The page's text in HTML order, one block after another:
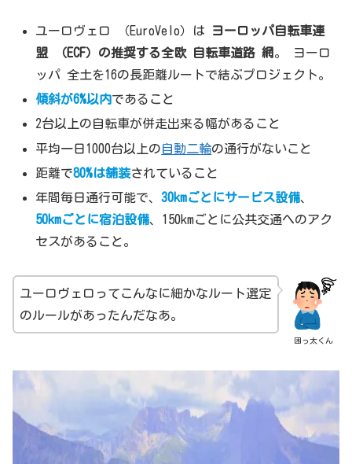
ユーロヴェロ （EuroVelo）は ヨーロッパ自転車連
盟 （ECF）の推奨する全欧 自転車道路 網 。 ヨーロ
ッパ 全土を16の長距離ルートで結ぶプロジェクト。
傾斜が6%以内であること
2台以上の自転車が併走出来る幅があること
平均一日1000台以上の自動二輪の通行がないこと
距離で80%は舗装されていること
年間毎日通行可能で、30kmごとにサービス設備、
50kmごとに宿泊設備、150kmごとに公共交通へのアク
セスがあること。
困っ太くん
ユーロヴェロってこんなに細かなルート選定
のルールがあったんだなあ。